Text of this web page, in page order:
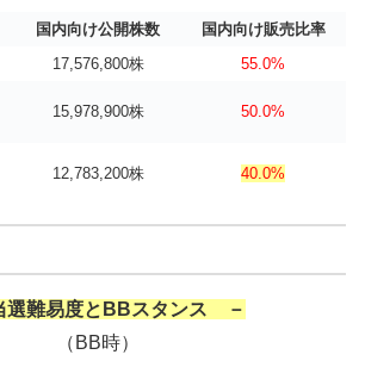
国内向け公開株数
国内向け販売比率
17,576,800株
55.0%
15,978,900株 50.0%
12,783,200株 40.0%
難易度とBBスタンス －
（BB時）